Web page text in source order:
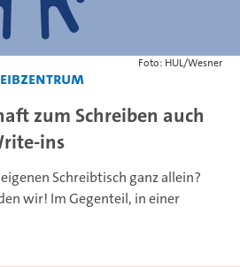
Foto: HUL/Wesner
zum Schreiben auch
ins
Schreibtisch ganz allein?
wir! Im Gegenteil, in einer